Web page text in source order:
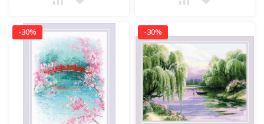
-30% -30%